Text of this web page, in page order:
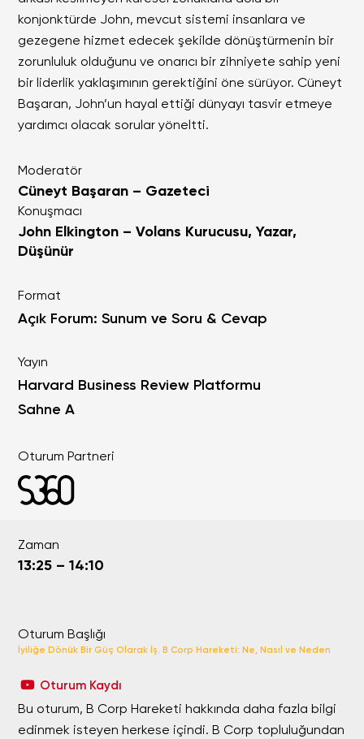
konjonktürde John, mevcut sistemi insanlara ve
gezegene hizmet edecek şekilde dönüştürmenin bir
zorunluluk olduğunu ve onarıcı bir zihniyete sahip yeni
bir liderlik yaklaşımının gerektiğini öne sürüyor. Cüneyt
Başaran, John’un hayal ettiği dünyayı tasvir etmeye
yardımcı olacak sorular yöneltti.
Moderatör
Cüneyt Başaran – Gazeteci
Konuşmacı
John Elkington – Volans Kurucusu, Yazar,
Düşünür
Format
Açık Forum: Sunum ve Soru & Cevap
Yayın
Harvard Business Review Platformu
Sahne A
Oturum Partneri
Zaman
13:25 – 14:10
Oturum Başlığı
İyiliğe Dönük Bir Güç Olarak İş. B Corp Hareketi: Ne, Nasıl ve Neden
Oturum Kaydı
Bu oturum, B Corp Hareketi hakkında daha fazla bilgi
edinmek isteyen herkese içindi. B Corp topluluğundan